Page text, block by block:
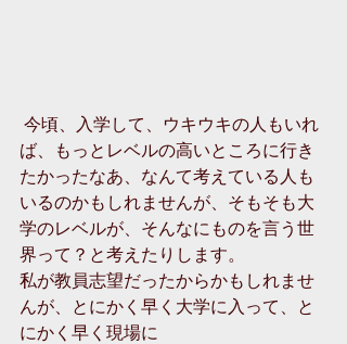
ば、もっとレベルの高いところに行き
たかったなあ、なんて考えている人も
いるのかもしれませんが、そもそも大
学のレベルが、そんなにものを言う世
界って？と考えたりします。
私が教員志望だったからかもしれませ
んが、とにかく早く大学に入って、と
にかく早く現場に